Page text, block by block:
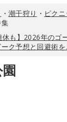
・ 潮干狩り ・ ピク
休も】2026年のゴ
ク予想と回避術を